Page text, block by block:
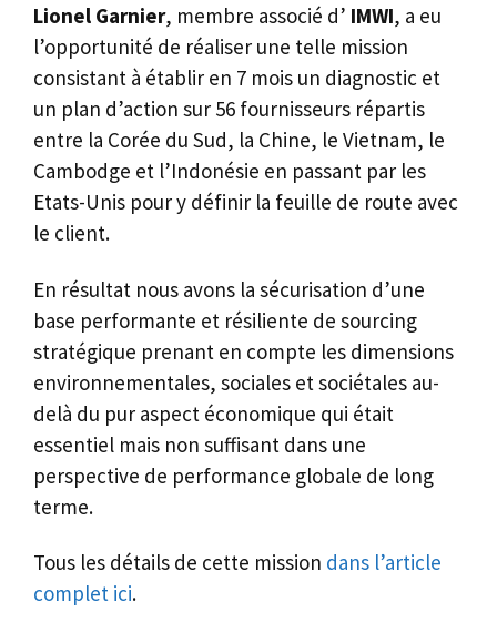
Lionel Garnier, membre associé d’ IMWI, a eu
l’opportunité de réaliser une telle mission
consistant à établir en 7 mois un diagnostic et
un plan d’action sur 56 fournisseurs répartis
entre la Corée du Sud, la Chine, le Vietnam, le
Cambodge et l’Indonésie en passant par les
Etats-Unis pour y définir la feuille de route avec
le client.
En résultat nous avons la sécurisation d’une
base performante et résiliente de sourcing
stratégique prenant en compte les dimensions
environnementales, sociales et sociétales au-
delà du pur aspect économique qui était
essentiel mais non suffisant dans une
perspective de performance globale de long
terme.
Tous les détails de cette mission dans l’article
complet ici.